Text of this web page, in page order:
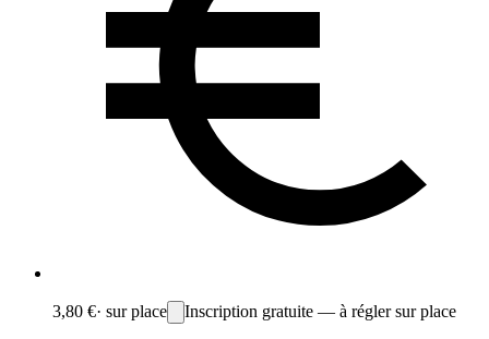
3,80 €· sur place Inscription gratuite — à régler sur place